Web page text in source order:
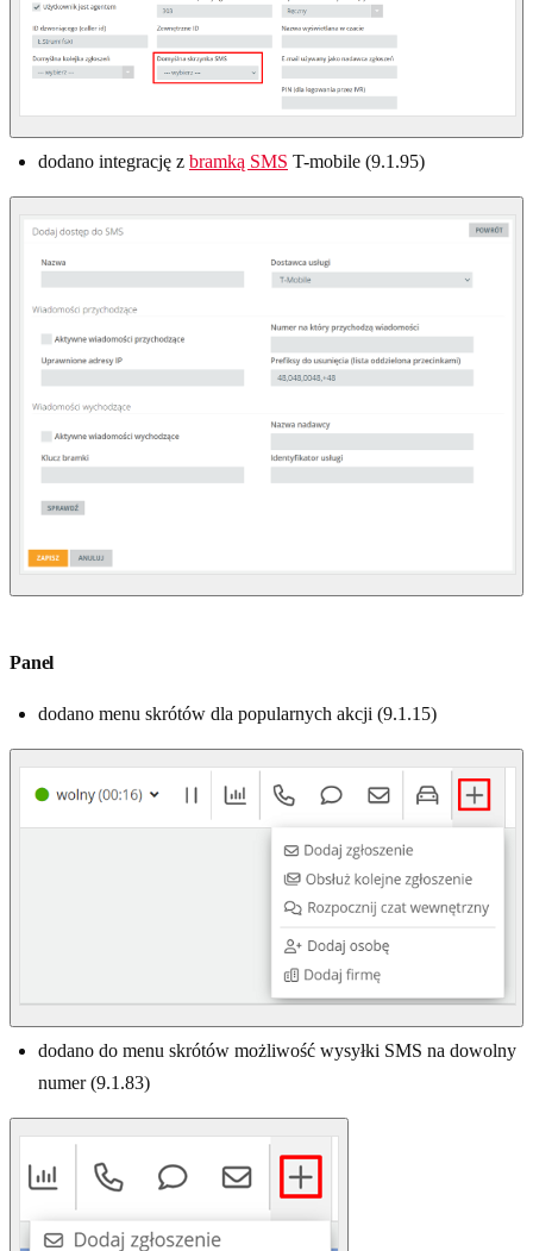
dodano integrację z bramką SMS T-mobile (9.1.95)
Panel
dodano menu skrótów dla popularnych akcji (9.1.15)
dodano do menu skrótów możliwość wysyłki SMS na dowolny
numer (9.1.83)